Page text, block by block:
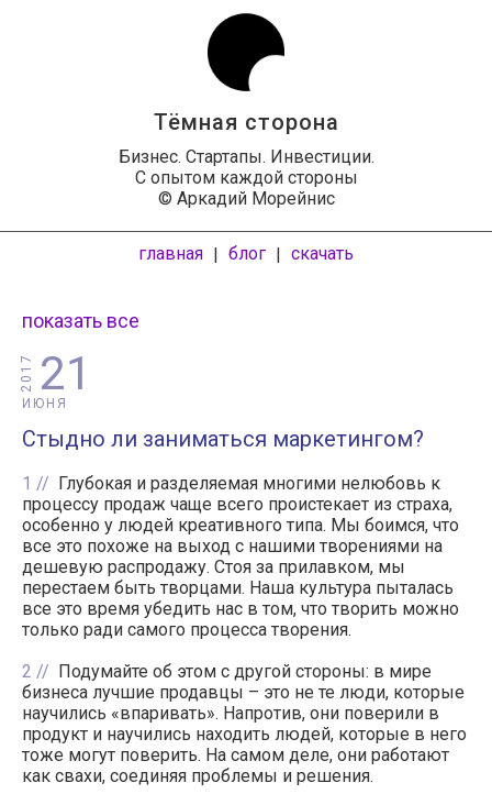
Тёмная сторона
Бизнес. Стартапы. Инвестиции.
С опытом каждой стороны
© Аркадий Морейнис
главная | блог | скачать
показать все
21
ИЮНЯ
2017
Стыдно ли заниматься маркетингом?
1
Глубокая и разделяемая многими нелюбовь к
процессу продаж чаще всего проистекает из страха,
особенно у людей креативного типа. Мы боимся, что
все это похоже на выход с нашими творениями на
дешевую распродажу. Стоя за прилавком, мы
перестаем быть творцами. Наша культура пыталась
все это время убедить нас в том, что творить можно
только ради самого процесса творения.
2
Подумайте об этом с другой стороны: в мире
бизнеса лучшие продавцы – это не те люди, которые
научились «впаривать». Напротив, они поверили в
продукт и научились находить людей, которые в него
тоже могут поверить. На самом деле, они работают
как свахи, соединяя проблемы и решения.